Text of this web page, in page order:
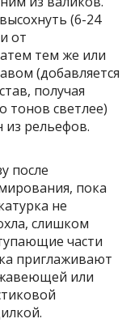
(6-24
от
тем же или
(добавляется
получая
тонов светлее)
из рельефов.
после
пока
не
слишком
части
приглаживают
или